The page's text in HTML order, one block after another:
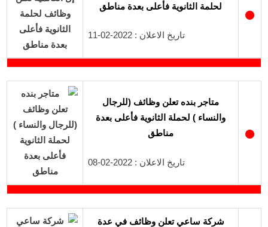
●
لحلمة الثانوية فأعلى بعدة مناطق
تاريخ الاعلان : 2022-02-11
●
متاجر بنده تعلن وظائف (للرجال
والنساء ) لحملة الثانوية فأعلى بعدة
مناطق
تاريخ الاعلان : 2022-02-08
شركة ساعي تعلن وظائف في عدة